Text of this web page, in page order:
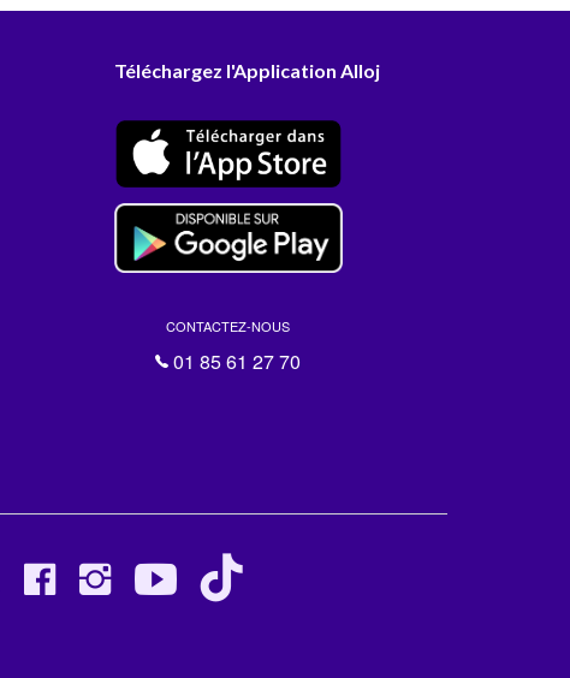
Téléchargez l'Application Alloj
CONTACTEZ-NOUS
01 85 61 27 70